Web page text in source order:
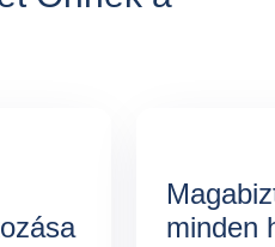
minden